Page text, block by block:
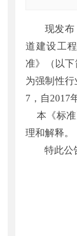
公开日期：
主题词：
机构分类：
主题分类
公文类型 ：
现发
道建设工
准》（以下
为强制性
7 ，自2017
本《标
理和解释。
特此公